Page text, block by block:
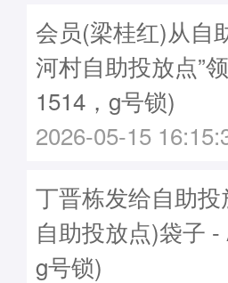
会员(梁桂红)从自
河村自助投放点”
1514，g号锁)
2026-05-15
丁晋栋发给自助
自助投放点)袋子
g号锁)